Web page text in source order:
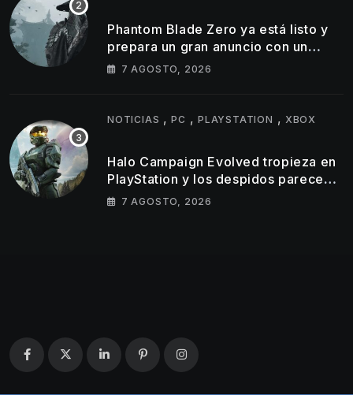
Phantom Blade Zero ya está listo y
prepara un gran anuncio con un
tráiler de 11 minutos
7 AGOSTO, 2026
NOTICIAS ,PC ,PLAYSTATION , XBOX
Halo Campaign Evolved tropieza en
PlayStation y los despidos parecen
golpear al estudio tras un
7 AGOSTO, 2026